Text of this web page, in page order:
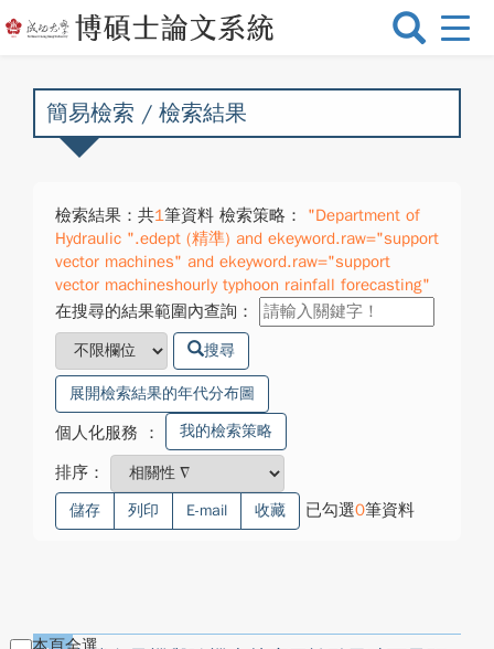
選
換
簡易檢索 / 檢索結果
檢索結果：共1筆資料 檢索策略：
"Department of
Hydraulic ".edept (精準) and ekeyword.raw="support
vector machines" and ekeyword.raw="support
vector machineshourly typhoon rainfall forecasting"
在搜尋的結果範圍內查詢：
搜尋
展開檢索結果的年代分布圖
個人化服務 ： 我的檢索策略
排序：
儲存 列印 E-mail 收藏 已勾選0筆資料